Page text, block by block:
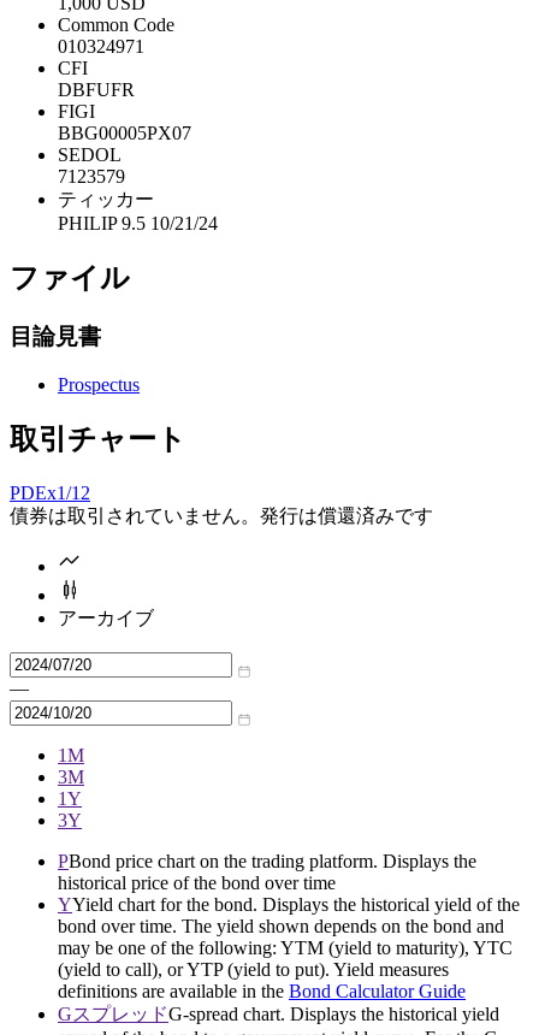
Common Code
010324971
CFI
DBFUFR
FIGI
BBG00005PX07
SEDOL
7123579
ティッカー
PHILIP 9.5 10/21/24
ファイル
目論見書
Prospectus
取引チャート
PDEx1/12
債券は取引されていません。発行は償還済みです
アーカイブ
—
1M
3M
1Y
3Y
PBond price chart on the trading platform. Displays the
historical price of the bond over time
YYield chart for the bond. Displays the historical yield of the
bond over time. The yield shown depends on the bond and
may be one of the following: YTM (yield to maturity), YTC
(yield to call), or YTP (yield to put). Yield measures
definitions are available in the Bond Calculator Guide
GスプレッドG-spread chart. Displays the historical yield